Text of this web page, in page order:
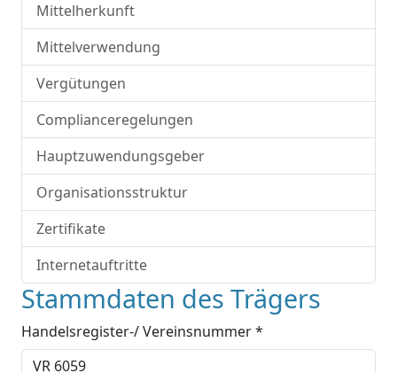
Mittelherkunft
Mittelverwendung
Vergütungen
Complianceregelungen
Hauptzuwendungsgeber
Organisationsstruktur
Zertifikate
Internetauftritte
Stammdaten des Trägers
Handelsregister-/ Vereinsnummer *